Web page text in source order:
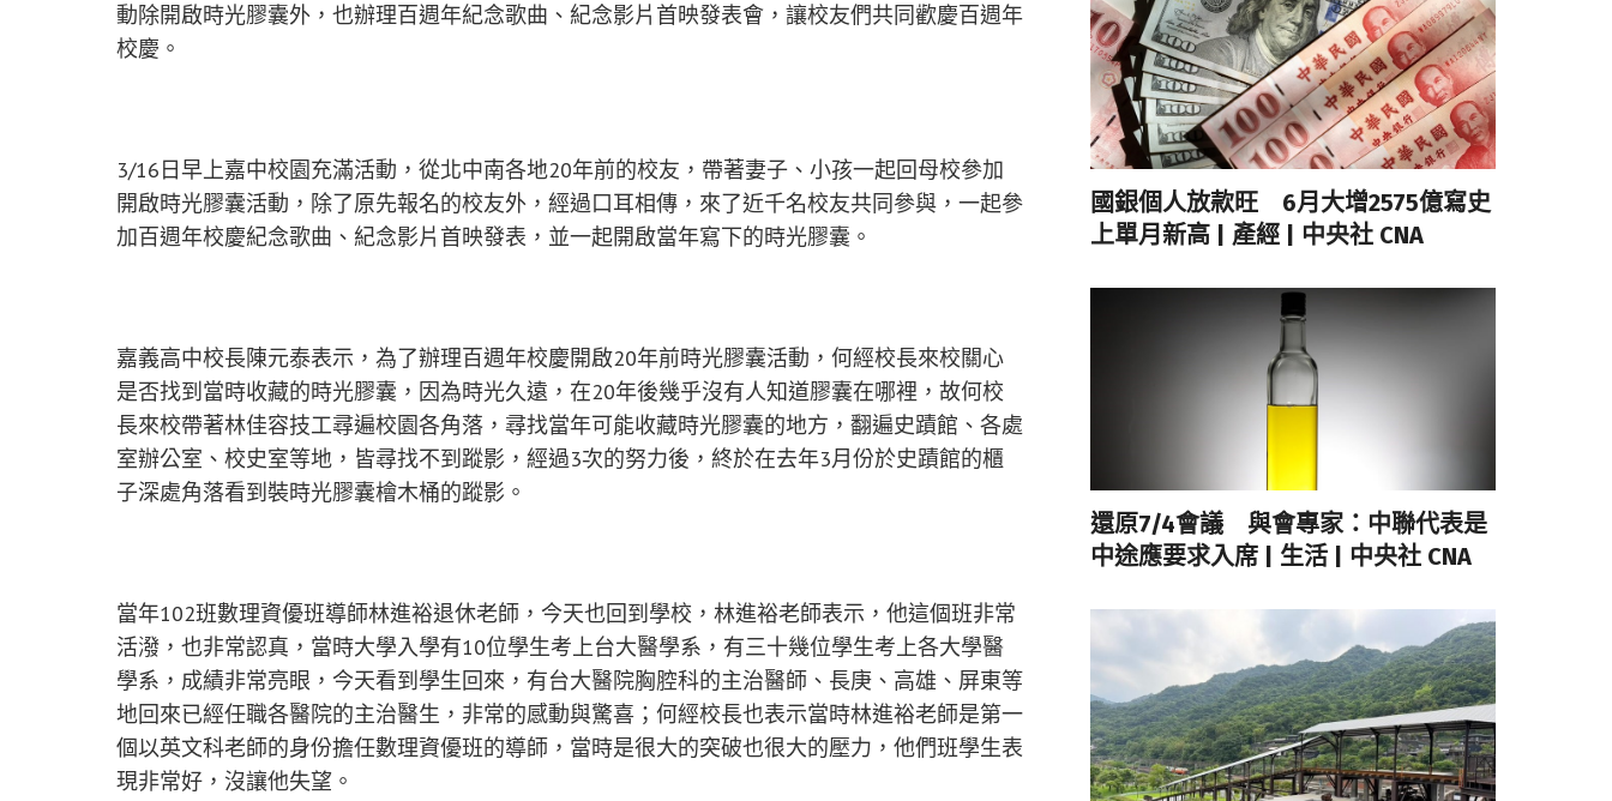
動除開啟時光膠囊外，也辦理百週年紀念歌曲、紀念影片首映發表會，讓校友們共同歡慶百週年
校慶。
3/16日早上嘉中校園充滿活動，從北中南各地20年前的校友，帶著妻子、小孩一起回母校參加
開啟時光膠囊活動，除了原先報名的校友外，經過口耳相傳，來了近千名校友共同參與，一起參
加百週年校慶紀念歌曲、紀念影片首映發表，並一起開啟當年寫下的時光膠囊。
嘉義高中校長陳元泰表示，為了辦理百週年校慶開啟20年前時光膠囊活動，何經校長來校關心
是否找到當時收藏的時光膠囊，因為時光久遠，在20年後幾乎沒有人知道膠囊在哪裡，故何校
長來校帶著林佳容技工尋遍校園各角落，尋找當年可能收藏時光膠囊的地方，翻遍史蹟館、各處
室辦公室、校史室等地，皆尋找不到蹤影，經過3次的努力後，終於在去年3月份於史蹟館的櫃
子深處角落看到裝時光膠囊檜木桶的蹤影。
當年102班數理資優班導師林進裕退休老師，今天也回到學校，林進裕老師表示，他這個班非常
活潑，也非常認真，當時大學入學有10位學生考上台大醫學系，有三十幾位學生考上各大學醫
學系，成績非常亮眼，今天看到學生回來，有台大醫院胸腔科的主治醫師、長庚、高雄、屏東等
地回來已經任職各醫院的主治醫生，非常的感動與驚喜；何經校長也表示當時林進裕老師是第一
個以英文科老師的身份擔任數理資優班的導師，當時是很大的突破也很大的壓力，他們班學生表
現非常好，沒讓他失望。
國銀個人放款旺 6月大增2575億寫史
上單月新高 | 產經 | 中央社 CNA
還原7/4會議 與會專家：中聯代表是
中途應要求入席 | 生活 | 中央社 CNA